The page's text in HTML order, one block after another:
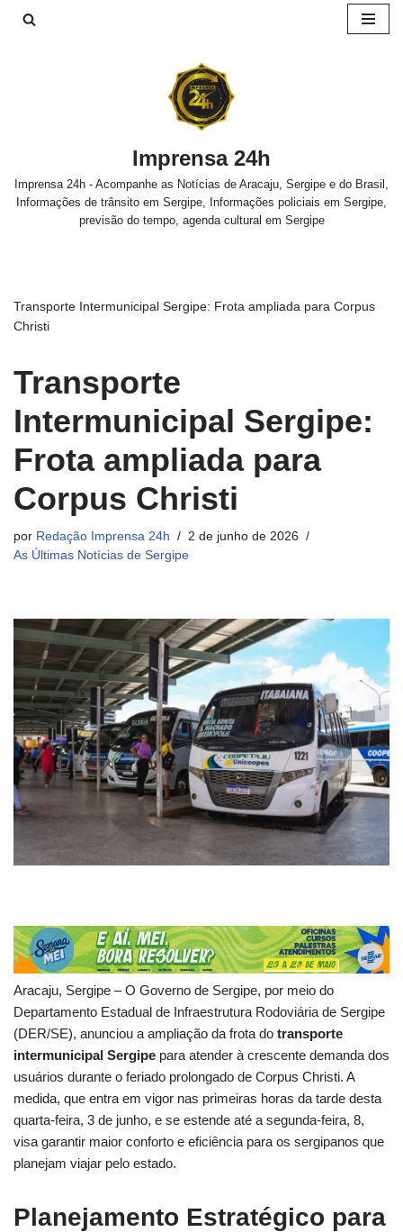
Imprensa 24h
Imprensa 24h - Acompanhe as Notícias de Aracaju, Sergipe e do Brasil,
Informações de trânsito em Sergipe, Informações policiais em Sergipe,
previsão do tempo, agenda cultural em Sergipe
Transporte Intermunicipal Sergipe: Frota ampliada para Corpus
Christi
Transporte
Intermunicipal Sergipe:
Frota ampliada para
Corpus Christi
por Redação Imprensa 24h
2 de junho de 2026
As Últimas Notícias de Sergipe
Aracaju, Sergipe – O Governo de Sergipe, por meio do
Departamento Estadual de Infraestrutura Rodoviária de Sergipe
(DER/SE), anunciou a ampliação da frota do transporte
intermunicipal Sergipe para atender à crescente demanda dos
usuários durante o feriado prolongado de Corpus Christi. A
medida, que entra em vigor nas primeiras horas da tarde desta
quarta-feira, 3 de junho, e se estende até a segunda-feira, 8,
visa garantir maior conforto e eficiência para os sergipanos que
planejam viajar pelo estado.
Planejamento Estratégico para